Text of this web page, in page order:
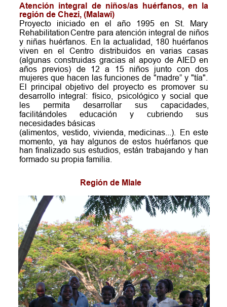
Región de Mlale
Atención integral de niños/as huérfanos, en la
región de Chezi, (Malawi)
Proyecto iniciado en el año 1995 en St.
Mary
RehabilitationCentre para atención integral de niños
y niñas huérfanos. En la actualidad, 180 huérfanos
viven
en el Centro distribuidos en varias casas
(algunas construidas gracias al apoyo de AIED en
años
previos) de 12 a 15 niños junto con
dos
mujeres que hacen las funciones de "madre” y "tía".
El
principal objetivo del proyecto es promover su
desarrollo integral: físico, psicológico y social que
les
permita desarrollar sus
capacidades,
facilitándoles
educación y cubriendo
sus
necesidades básicas
(alimentos,
vestido, vivienda, medicinas...). En este
momento,
ya hay algunos de estos huérfanos que
han finalizado sus estudios, están trabajando y han
formado su propia familia.